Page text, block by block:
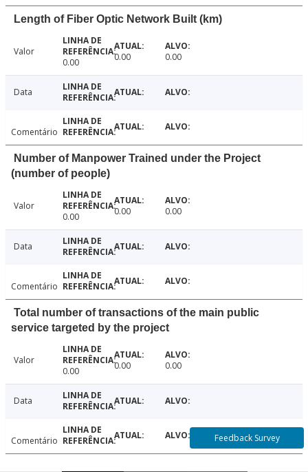
Length of Fiber Optic Network Built (km)
Valor
0.00
0.00 0.00
Data
Comentário
Number of Manpower Trained under the Project
(number of people)
Valor
0.00
0.00 0.00
Data
Comentário
Total number of transactions of the main public
service targeted by the project
Valor
0.00
0.00 0.00
Data
Comentário Feedback Survey